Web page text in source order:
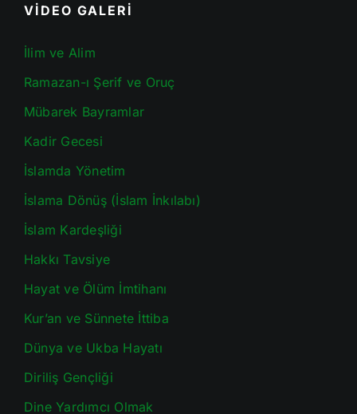
VİDEO GALERİ
İlim ve Alim
Ramazan-ı Şerif ve Oruç
Mübarek Bayramlar
Kadir Gecesi
İslamda Yönetim
İslama Dönüş (İslam İnkılabı)
İslam Kardeşliği
Hakkı Tavsiye
Hayat ve Ölüm İmtihanı
Kur’an ve Sünnete İttiba
Dünya ve Ukba Hayatı
Diriliş Gençliği
Dine Yardımcı Olmak